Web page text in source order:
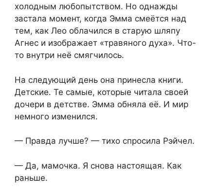
холодным любопытством. Но однажды
застала момент, когда Эмма смеётся над
тем, как Лео облачился в старую шляпу
Агнес и изображает «травяного духа». Что-
то внутри неё смягчилось.
На следующий день она принесла книги.
Детские. Те самые, которые читала своей
дочери в детстве. Эмма обняла её. И мир
немного изменился.
— Правда лучше? — тихо спросила Рэйчел.
— Да, мамочка. Я снова настоящая. Как
раньше.